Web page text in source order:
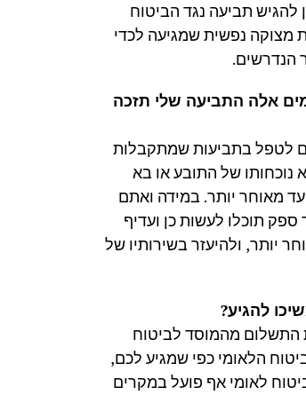
להגיש תביעה נגד הביטוח
מצוקה נפשית שמגיעה לכדי
הנדרשים.
אלה התביעה שלי תזכה
לטפל בתביעות שמתקבלות
נוכחותו של התובע או בא
מאוחר יותר. במידה ואתם
תוכלו לעשות כן ועדיף
יותר, ולהיעזר בשירותיו של
להגיע?
התשלום מהמוסד לביטוח
הלאומי כפי שמגיע לכם,
לאומי אף פועל במקרים